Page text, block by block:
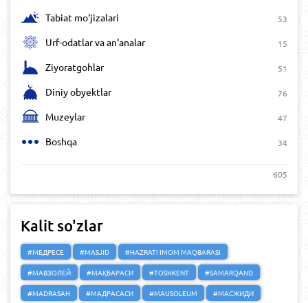
Tabiat mo‘jizalari 53
Urf-odatlar va an‘analar 15
Ziyoratgohlar 51
Diniy obyektlar 76
Muzeylar 47
Boshqa 34
605
Kalit so'zlar
#МЕДРЕСЕ #MASJID
#HAZRATI IMOM MAQBARASI
#МАВЗОЛЕЙ
#МАҚБАРАСИ #TOSHKENT
#SAMARQAND
#MADRASAH
#МАДРАСАСИ #MAUSOLEUM
#МАСЖИДИ